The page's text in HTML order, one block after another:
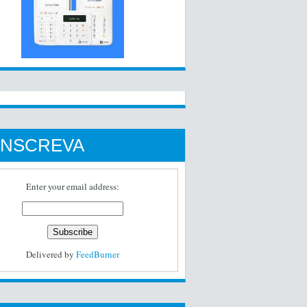
Enter your email address:
Delivered by FeedBurner